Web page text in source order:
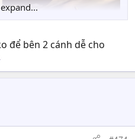
để bên 2 cánh dễ cho